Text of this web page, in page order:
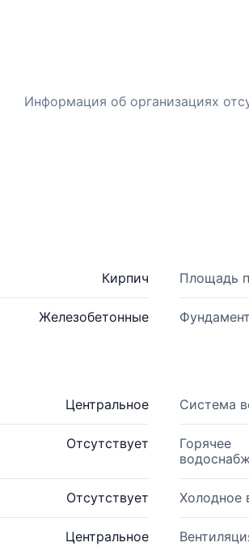
Информация об организациях
Кирпич Площадь
Железобетонные
Центральное Система
Отсутствует
Горячее
Отсутствует Холодное
Центральное